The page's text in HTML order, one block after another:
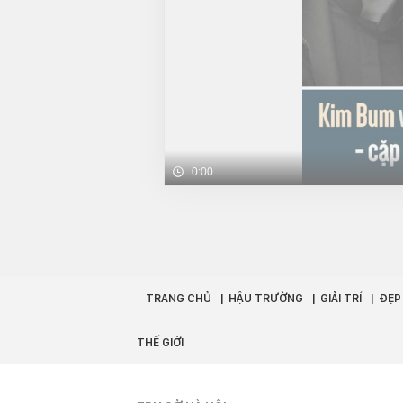
0:00
TRANG CHỦ HẬU TRƯỜNG GIẢI TRÍ ĐẸP
THẾ GIỚI